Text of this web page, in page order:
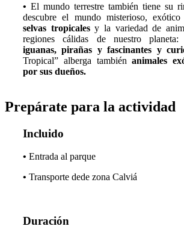
• El mundo terrestre también tiene su
descubre el mundo misterioso,
selvas tropicalesy la variedad de
regiones cálidas de nuestro planeta:
iguanas, pirañas y fascinantes y
Tropical” alberga tambiénanimales
por sus dueños.
Prepárate para la actividad
Incluido
• Entrada al parque
• Transporte dede zona Calviá
Duración